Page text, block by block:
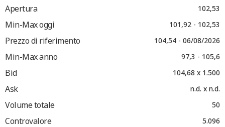
Apertura
102,53
Min-Max oggi 101,92 - 102,53
Prezzo di riferimento 104,54 - 06/08/2026
Min-Max anno 97,3 - 105,6
Bid 104,68 x 1.500
Ask n.d. x n.d.
Volume totale 50
Controvalore 5.096